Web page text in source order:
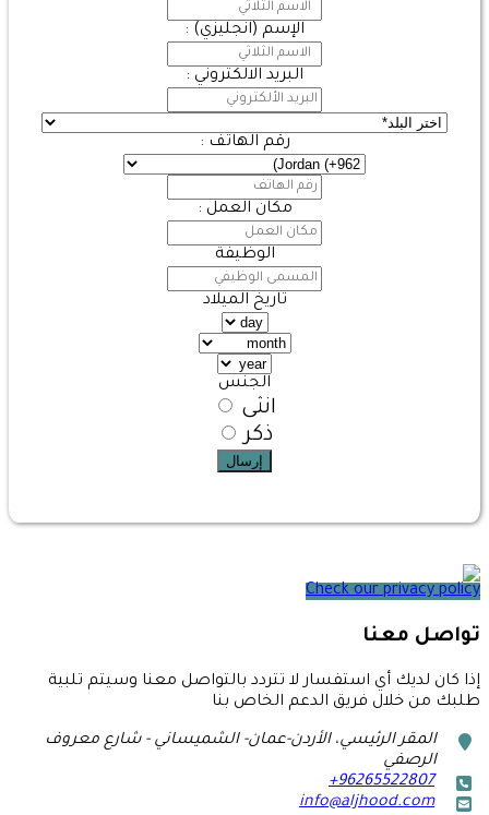
الإسم (انجليزي) :
البريد الالكتروني :
رقم الهاتف :
مكان العمل :
الوظيفة
تاريخ الميلاد
الجنس
انثى
ذكر
إرسال
Check our privacy policy
تواصل معنا
إذا كان لديك أي استفسار لا تتردد بالتواصل معنا وسيتم تلبية
طلبك من خلال فريق الدعم الخاص بنا
marker
المقر الرئيسي، الأردن-عمان- الشميساني - شارع معروف
الرصفي
phone
+96265522807
email
info@aljhood.com